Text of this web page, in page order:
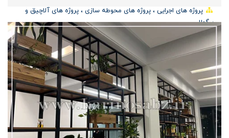
پروژه های اجرایی پروژه های محوطه سازی
پروژه های آلاچیق و
پرگولا